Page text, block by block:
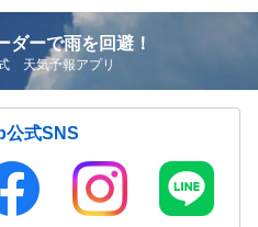
ダーで雨を回避！
天気予報アプリ
式SNS